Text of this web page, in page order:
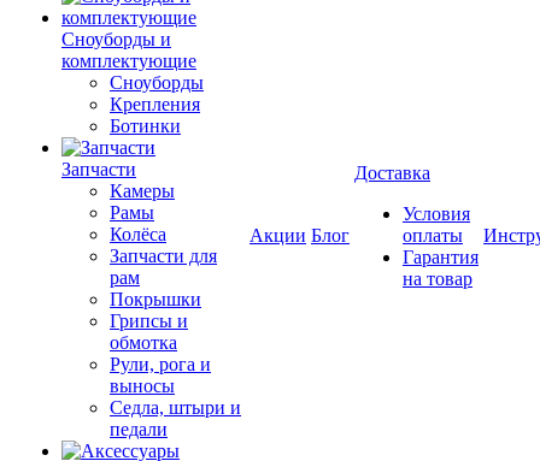
Cноуборды и
комплектующие
Сноуборды
Крепления
Ботинки
Запчасти
Камеры
Рамы
Колёса
Запчасти для
рам
Покрышки
Грипсы и
обмотка
Рули, рога и
выносы
Седла, штыри и
педали
Акции Блог
Доставка
Условия
оплаты
Гарантия
на товар